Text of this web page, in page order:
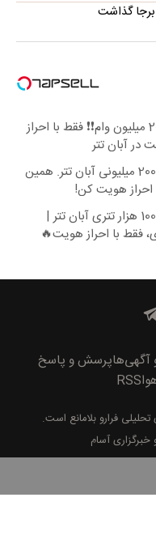
گذاشت
❗❗200 میلیون وام❗❗ فقط با احراز
در آبان تتر
وام 200 میلیونی آبان تتر. همین
احراز هویت کن!
وام 100 هزار تتری آبان تتر |
فقط با احراز هویت🔥
آگهی‌هاپرسش و پاسخ
RSS
فرارو بلامانع است.
آسام